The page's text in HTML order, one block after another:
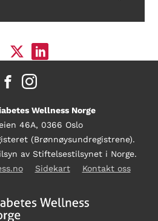
Wellness Norge
46A, 0366 Oslo
(Brønnøysundregistrene).
av Stiftelsestilsynet i Norge.
Sidekart Kontakt oss